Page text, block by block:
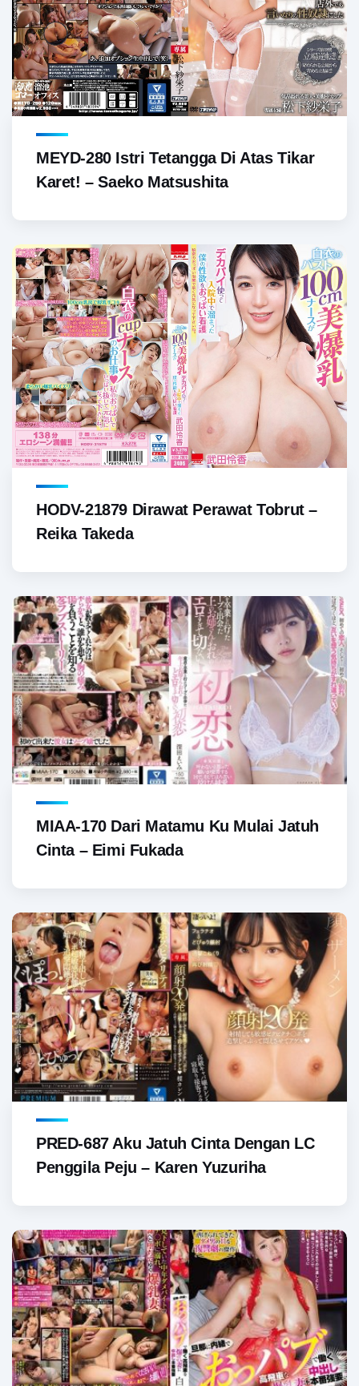
MEYD-280 Istri Tetangga Di Atas Tikar
Karet! – Saeko Matsushita
HODV-21879 Dirawat Perawat Tobrut –
Reika Takeda
MIAA-170 Dari Matamu Ku Mulai Jatuh
Cinta – Eimi Fukada
PRED-687 Aku Jatuh Cinta Dengan LC
Penggila Peju – Karen Yuzuriha